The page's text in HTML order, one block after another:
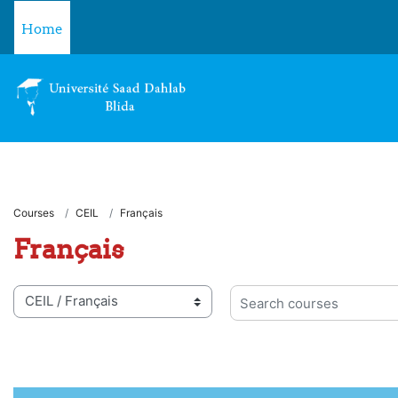
Home
Courses CEIL Français
Français
categories
Search courses